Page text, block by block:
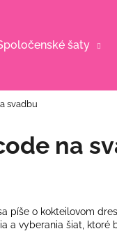
šaty
svadbu
na
píše o kokteilovom
a vyberania šiat,